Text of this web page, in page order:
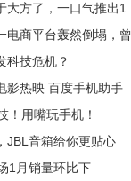
大方了，一口气推出1
电商平台轰然倒塌，曾
科技危机？
影热映 百度手机助手
！用嘴玩手机！
JBL音箱给你更贴心
1月销量环比下